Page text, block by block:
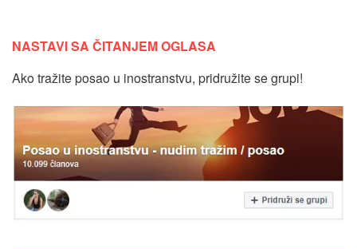
NASTAVI SA ČITANJEM OGLASA
Ako tražite posao u inostranstvu, pridružite se grupi!